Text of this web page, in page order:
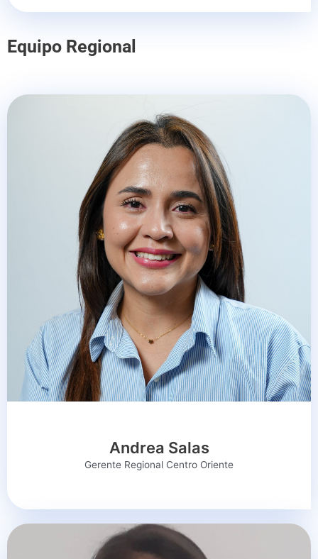
Equipo Regional
Andrea Salas
Gerente Regional Centro Oriente